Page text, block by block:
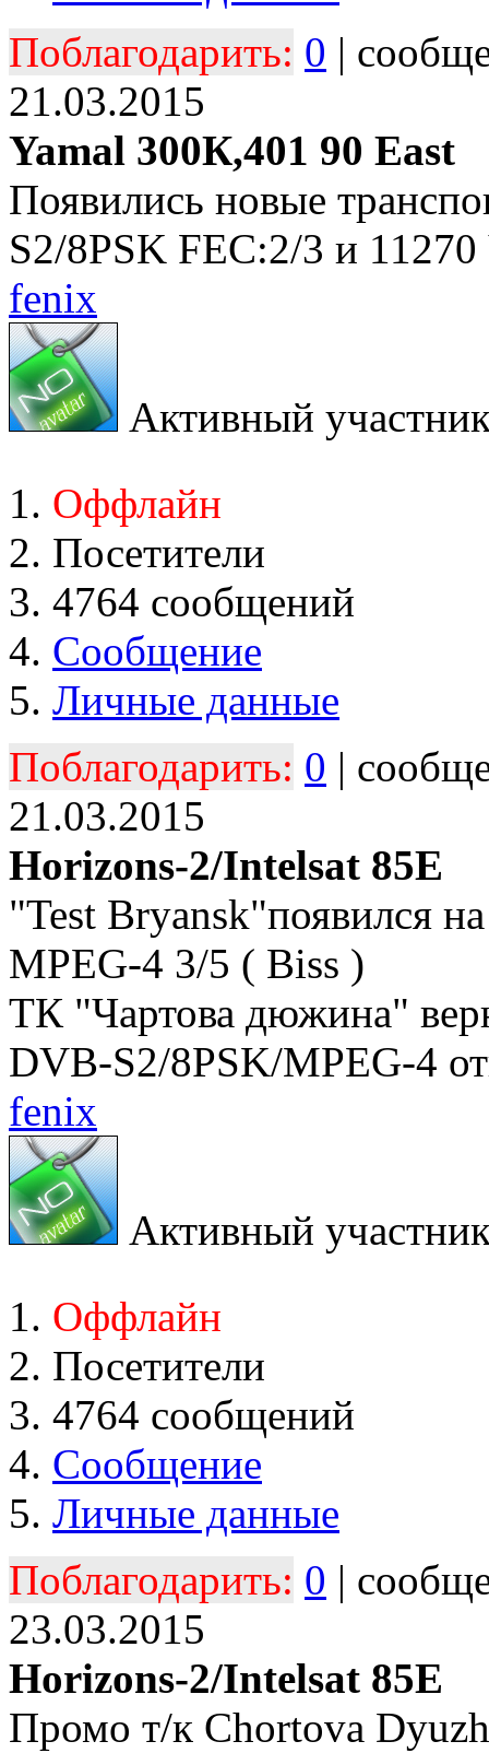
Поблагодарить: 0 |
21.03.2015
Yamal 300К,401 90 Еast
Появились новые
S2/8PSK FEC:2/3 и
fenix
Активный
Оффлайн
Посетители
4764 сообщений
Сообщение
Личные данные
Поблагодарить: 0 |
21.03.2015
Horizons-2/Intelsat 85E
"Test Bryansk"появился
MPEG-4 3/5 ( Вiss )
ТК "Чартова дюжина"
DVB-S2/8PSK/MPEG-4
fenix
Активный
Оффлайн
Посетители
4764 сообщений
Сообщение
Личные данные
Поблагодарить: 0 |
23.03.2015
Horizons-2/Intelsat 85E
Промо т/к Chortova